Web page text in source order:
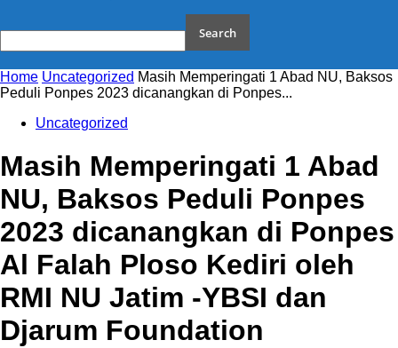
Home Uncategorized Masih Memperingati 1 Abad NU, Baksos
Peduli Ponpes 2023 dicanangkan di Ponpes...
Uncategorized
Masih Memperingati 1 Abad
NU, Baksos Peduli Ponpes
2023 dicanangkan di Ponpes
Al Falah Ploso Kediri oleh
RMI NU Jatim -YBSI dan
Djarum Foundation